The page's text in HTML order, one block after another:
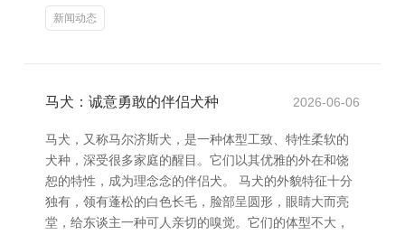
新闻动态
马犬：诚意勇敢的伴侣犬种 2026-06-06
马犬，又称马尔济斯犬，是一种体型工致、特性柔软的
犬种，深受很多家庭的醒目。它们以其优雅的外在和饶
恕的特性，成为理念念的伴侣犬。 马犬的外貌特征十分
独有，领有蓬松的白色长毛，脸部呈圆形，眼睛大而亮
堂，给东谈主一种可人亲切的嗅觉。它们的体型不大，